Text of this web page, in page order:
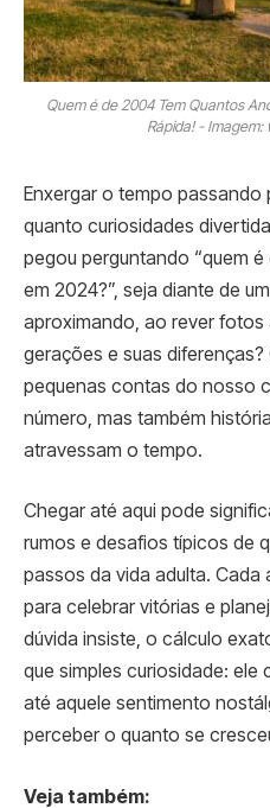
Quem é de 2004 Tem Quantos
Rápida! -
Enxergar o tempo
quanto curiosidades
pegou perguntando “quem
em 2024?”, seja diante de
aproximando, ao rever
gerações e suas
pequenas contas do nosso
número, mas também
atravessam o tempo.
Chegar até aqui pode
rumos e desafios típicos de
passos da vida adulta.
para celebrar vitórias e
dúvida insiste, o cálculo
que simples curiosidade: ele
até aquele sentimento
perceber o quanto se
Veja também: